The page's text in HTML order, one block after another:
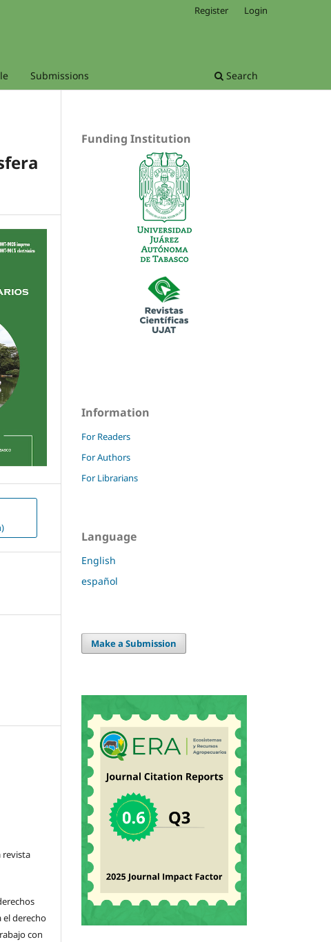
Submissions Search
Register Login
revista
el derecho
con
Funding Institution
Information
For Readers
For Authors
For Librarians
Language
English
español
Make a Submission